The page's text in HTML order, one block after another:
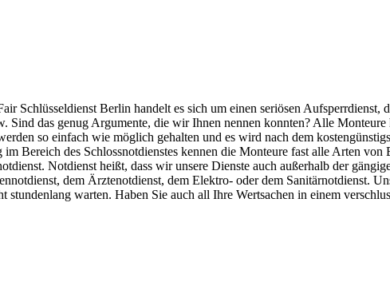
Schlüsseldienst Berlin handelt es sich um einen seriösen Aufsperrdienst,
Sind das genug Argumente, die wir Ihnen nennen konnten? Alle
so einfach wie möglich gehalten und es wird nach dem
Bereich des Schlossnotdienstes kennen die Monteure fast alle Arten
Notdienst heißt, dass wir unsere Dienste auch außerhalb der
dem Ärztenotdienst, dem Elektro- oder dem Sanitärnotdienst.
warten. Haben Sie auch all Ihre Wertsachen in einem